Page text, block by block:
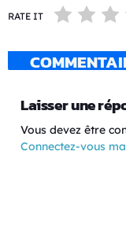
RATE IT
Laisser une
Vous devez être
Connectez-vous